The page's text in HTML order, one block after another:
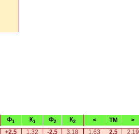
Ф1 К1 Ф2 К2 < TM
>
+2.5 1.32 -2.5 3.18 1.63 2.5
2.19